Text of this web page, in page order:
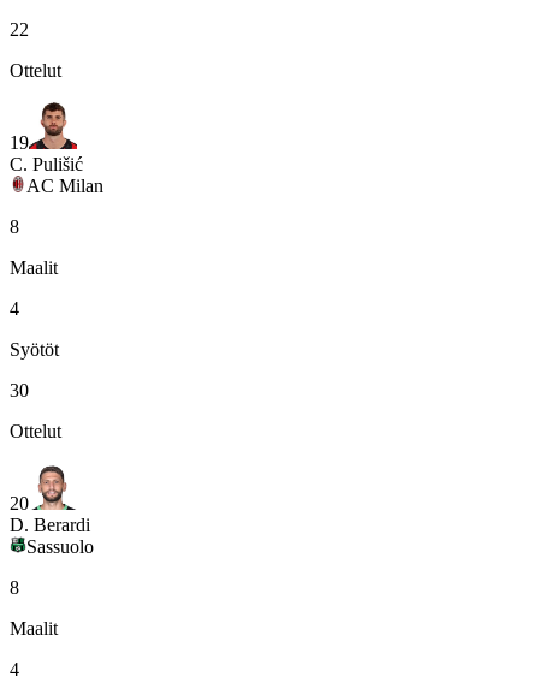
22
Ottelut
19
C. Pulišić
AC Milan
8
Maalit
4
Syötöt
30
Ottelut
20
D. Berardi
Sassuolo
8
Maalit
4